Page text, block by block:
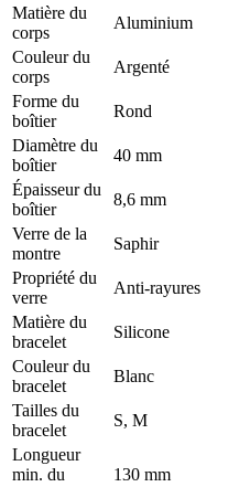
Matière du
corps
Aluminium
Couleur du
corps
Argenté
Forme du
boîtier
Rond
Diamètre du
boîtier
40 mm
Épaisseur du
boîtier
8,6 mm
Verre de la
montre
Saphir
Propriété du
verre
Anti-rayures
Matière du
bracelet
Silicone
Couleur du
bracelet
Blanc
Tailles du
bracelet
S, M
Longueur
min. du
130 mm